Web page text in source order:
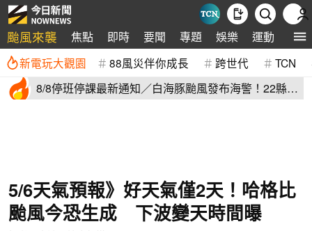
颱風來襲 焦點 即時 要聞 專題 娛樂 運動 全球
新電玩大觀園 88風災伴你成長 跨世代 TCN
8/8停班停課最新通知／白海豚颱風發布海警！22縣市
5/6天氣預報》好天氣僅2天！哈格比
颱風今恐生成 下波變天時間曝